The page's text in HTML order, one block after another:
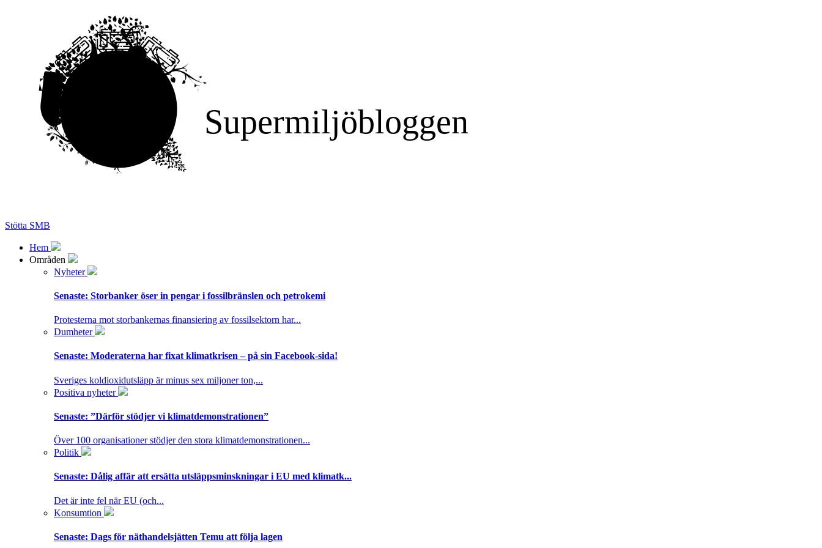
Supermiljöbloggen
Stötta SMB
Hem
Områden
Nyheter
Senaste: Storbanker öser in pengar i fossilbränslen och petrokemi
Protesterna mot storbankernas finansiering av fossilsektorn har...
Dumheter
Senaste: Moderaterna har fixat klimatkrisen – på sin Facebook-sida!
Sveriges koldioxidutsläpp är minus sex miljoner ton,...
Positiva nyheter
Senaste: ”Därför stödjer vi klimatdemonstrationen”
Över 100 organisationer stödjer den stora klimatdemonstrationen...
Politik
Senaste: Dålig affär att ersätta utsläppsminskningar i EU med klimatk...
Det är inte fel när EU (och...
Konsumtion
Senaste: Dags för näthandelsjätten Temu att följa lagen